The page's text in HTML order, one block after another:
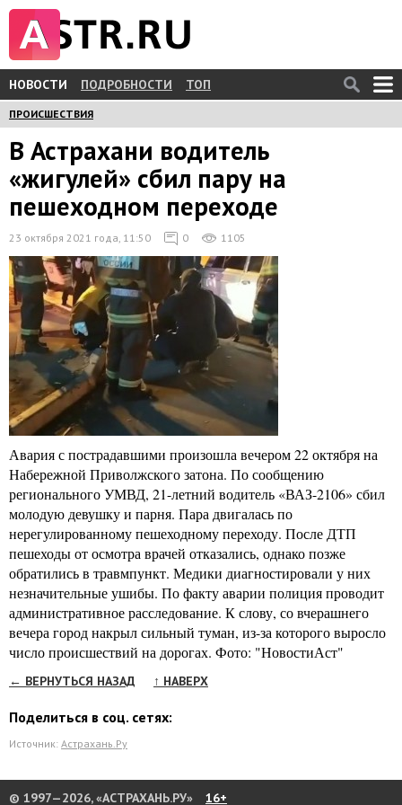
НОВОСТИ ПОДРОБНОСТИ ТОП
ПРОИСШЕСТВИЯ
В Астрахани водитель
«жигулей» сбил пару на
пешеходном переходе
23 октября 2021 года, 11:50 0 1105
Авария с пострадавшими произошла вечером 22 октября на
Набережной Приволжского затона. По сообщению
регионального УМВД, 21-летний водитель «ВАЗ-2106» сбил
молодую девушку и парня. Пара двигалась по
нерегулированному пешеходному переходу. После ДТП
пешеходы от осмотра врачей отказались, однако позже
обратились в травмпункт. Медики диагностировали у них
незначительные ушибы. По факту аварии полиция проводит
административное расследование. К слову, со вчерашнего
вечера город накрыл сильный туман, из-за которого выросло
число происшествий на дорогах. Фото: "НовостиАст"
← ВЕРНУТЬСЯ НАЗАД ↑ НАВЕРХ
Поделиться в соц. сетях:
Источник: Астрахань.Ру
© 1997—2026, «АСТРАХАНЬ.РУ» 16+